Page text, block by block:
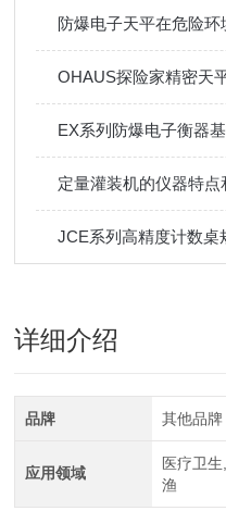
防爆电子天平在危险
OHAUS探险家精密天
EX系列防爆电子衡器
定量灌装机的仪器特点
JCE系列高精度计数桌
详细介绍
品牌 其他品牌
应用领域
医疗卫
渔